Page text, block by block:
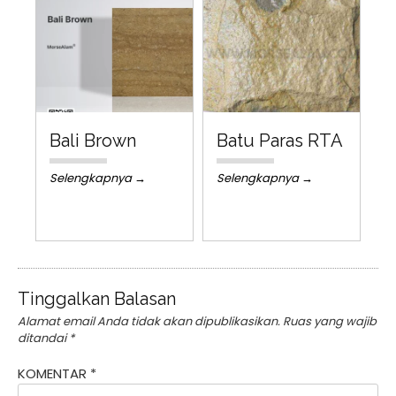
Bali Brown
Selengkapnya →
Batu Paras RTA
Selengkapnya →
Tinggalkan Balasan
Alamat email Anda tidak akan dipublikasikan. Ruas yang wajib
ditandai*
KOMENTAR *